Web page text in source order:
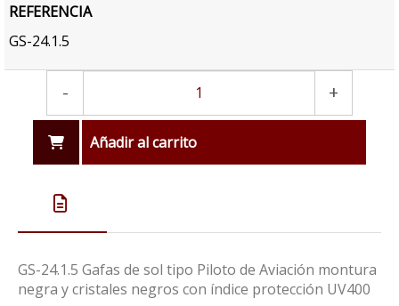
REFERENCIA
GS-24.1.5
- +
Añadir al carrito
GS-24.1.5 Gafas de sol tipo Piloto de Aviación montura
negra y cristales negros con índice protección UV400